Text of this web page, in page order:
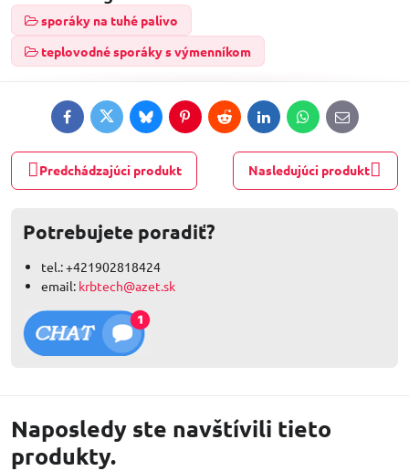
sporáky na tuhé palivo
teplovodné sporáky s výmenníkom
FacebookTwitterBlueskyPinterestRedditLinkedInWhatsApp
E-
mail
Predchádzajúci produkt Nasledujúci produkt
Potrebujete poradiť?
tel.: +421902818424
email: krbtech@azet.sk
Naposledy ste navštívili tieto
produkty.